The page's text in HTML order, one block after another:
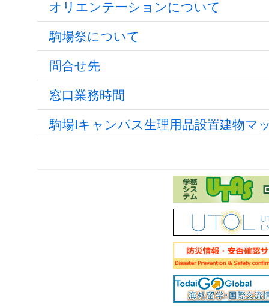
オリエンテーションについて
駒場祭について
問合せ先
窓口業務時間
駒場Ⅰキャンパス生理用品設置建物マ